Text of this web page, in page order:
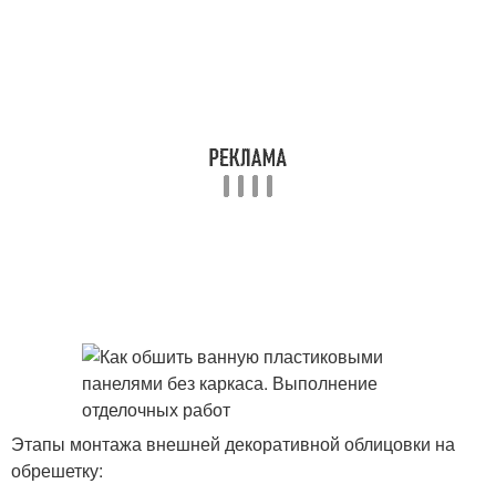
Этапы монтажа внешней декоративной облицовки на
обрешетку: